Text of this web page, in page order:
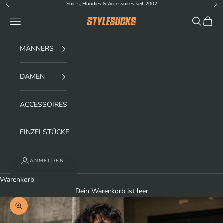
Zum Inhalt springen
Zurück Shirts, Hoodies & Accessoires seit 2002 Vor
stylesucks
Menü Suchen
MÄNNERS
DAMEN
ACCESSOIRES
EINZELSTÜCKE
ANMELDEN
Warenkorb
Dein Warenkorb ist leer
Bild vergrößern